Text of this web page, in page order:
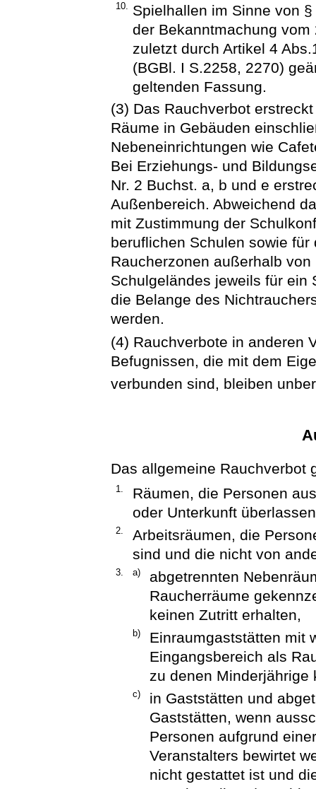
10. Spielhallen im Sinne von
der Bekanntmachung
zuletzt durch Artikel 4
(BGBl. I S.2258, 2270)
geltenden Fassung.
(3) Das Rauchverbot
Räume in Gebäuden
Nebeneinrichtungen wie
Bei Erziehungs- und
Nr. 2 Buchst. a, b und e
Außenbereich. Abweichend
mit Zustimmung der
beruflichen Schulen sowie
Raucherzonen außerhalb
Schulgeländes jeweils für ein
die Belange des
werden.
(4) Rauchverbote in anderen
Befugnissen, die mit dem
verbunden sind, bleiben
Das allgemeine Rauchverbot
1.
Räumen, die Personen
oder Unterkunft
2.
Arbeitsräumen, die
sind und die nicht von
3. a)
abgetrennten
Raucherräume
keinen Zutritt erhalten,
b)
Einraumgaststätten mit
Eingangsbereich als
zu denen Minderjährige
c)
in Gaststätten und
Gaststätten, wenn
Personen aufgrund
Veranstalters bewirtet
nicht gestattet ist und